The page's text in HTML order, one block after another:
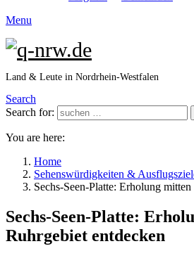
Menu
Land & Leute in Nordrhein-Westfalen
Search
Search for:
You are here:
Home
Sehenswürdigkeiten &
Sechs-Seen-Platte: Erholung
Sechs-Seen-Platte:
Ruhrgebiet entdecken